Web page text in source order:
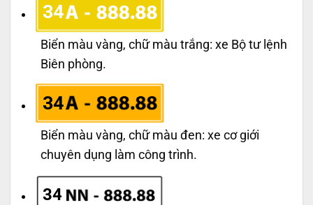
34
Biển màu vàng, chữ màu trắng: xe Bộ tư lệnh
Biên phòng.
34
Biển màu vàng, chữ màu đen: xe cơ giới
chuyên dụng làm công trình.
34